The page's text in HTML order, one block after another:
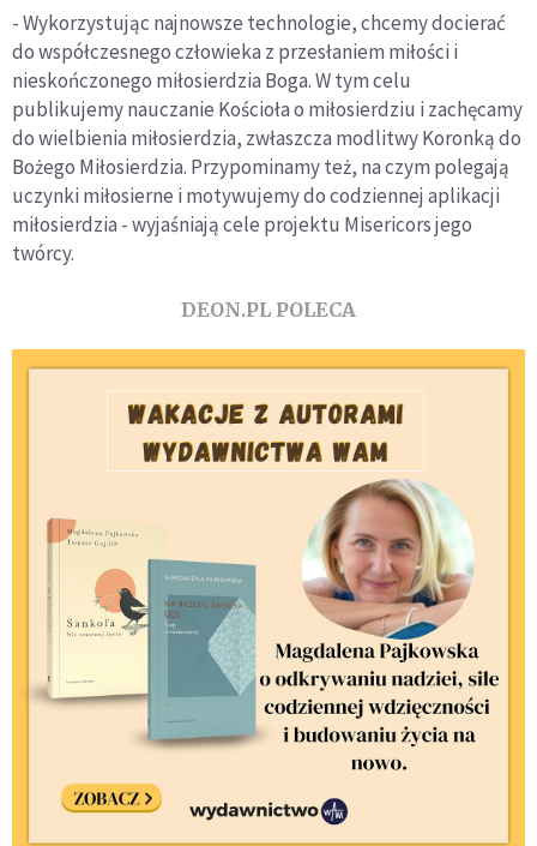
- Wykorzystując najnowsze technologie, chcemy docierać
do współczesnego człowieka z przesłaniem miłości i
nieskończonego miłosierdzia Boga. W tym celu
publikujemy nauczanie Kościoła o miłosierdziu i zachęcamy
do wielbienia miłosierdzia, zwłaszcza modlitwy Koronką do
Bożego Miłosierdzia. Przypominamy też, na czym polegają
uczynki miłosierne i motywujemy do codziennej aplikacji
miłosierdzia - wyjaśniają cele projektu Misericors jego
twórcy.
DEON.PL POLECA